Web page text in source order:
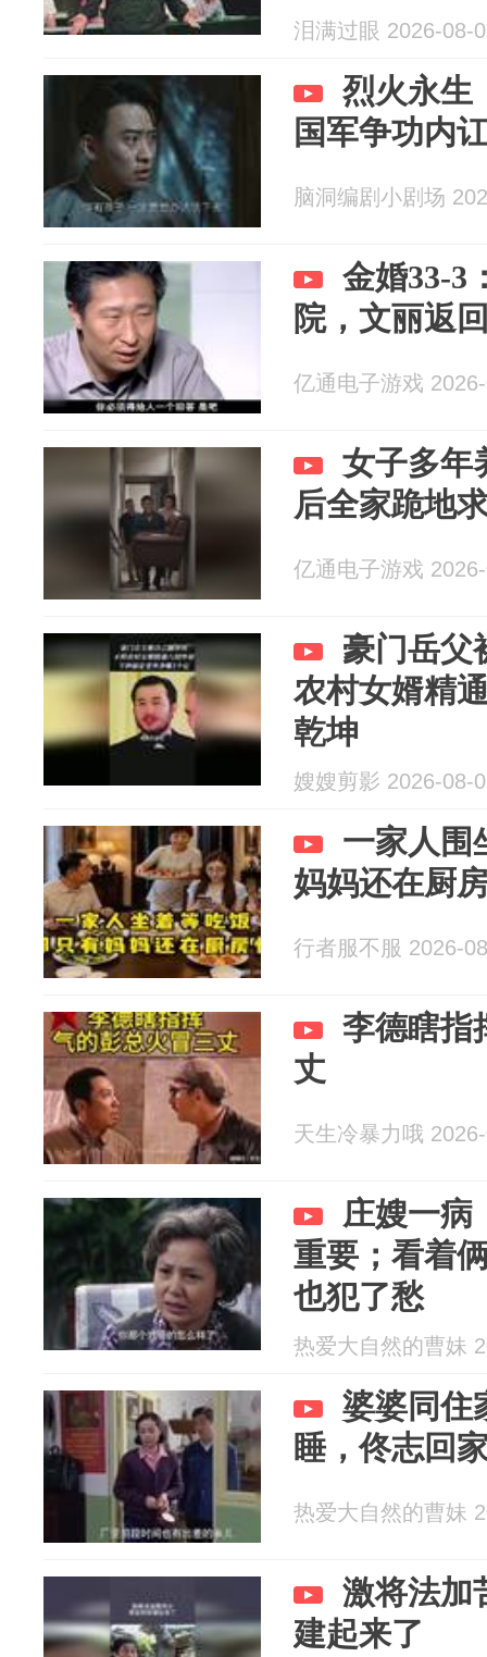
泪满过眼 2026-08-
烈火永生
国军争功内
脑洞编剧小剧场
金婚33-3
院，文丽返
亿通电子游戏
女子多年
后全家跪地
亿通电子游戏
豪门岳父
农村女婿精
乾坤
嫂嫂剪影 2026-08-
一家人围
妈妈还在厨
行者服不服 2026-
李德瞎指
丈
天生冷暴力哦
庄嫂一病
重要；看着
也犯了愁
热爱大自然的曹妹
婆婆同住
睡，佟志回
热爱大自然的曹妹
激将法加
建起来了